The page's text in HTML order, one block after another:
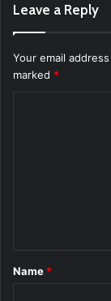
Leave a Reply
Your email
marked *
*
Name *